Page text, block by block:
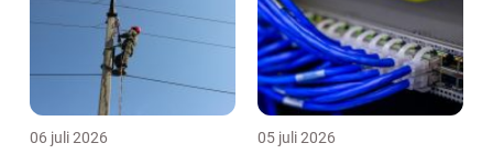
06 juli 2026 05 juli 2026